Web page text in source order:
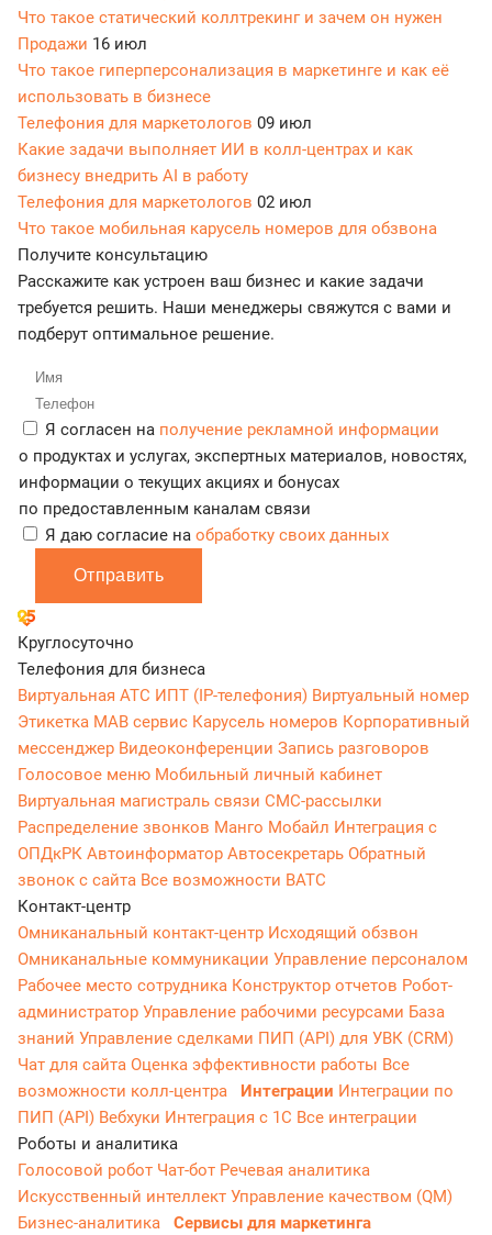
Что такое статический коллтрекинг и зачем он нужен
Продажи 16 июл
Что такое гиперперсонализация в маркетинге и как её
использовать в бизнесе
Телефония для маркетологов 09 июл
Какие задачи выполняет ИИ в колл-центрах и как
бизнесу внедрить AI в работу
Телефония для маркетологов 02 июл
Что такое мобильная карусель номеров для обзвона
Получите консультацию
Расскажите как устроен ваш бизнес и какие задачи
требуется решить. Наши менеджеры свяжутся с вами и
подберут оптимальное решение.
Я согласен на получение рекламной информации
о продуктах и услугах, экспертных материалов, новостях,
информации о текущих акциях и бонусах
по предоставленным каналам связи
Я даю согласие на обработку своих данных
Отправить
Круглосуточно
Телефония для бизнеса
Виртуальная АТС ИПТ (IP-телефония) Виртуальный номер
Этикетка МАВ сервис Карусель номеров Корпоративный
мессенджер Видеоконференции Запись разговоров
Голосовое меню Мобильный личный кабинет
Виртуальная магистраль связи СМС-рассылки
Распределение звонков Манго Мобайл Интеграция с
ОПДкРК Автоинформатор Автосекретарь Обратный
звонок с сайта Все возможности ВАТС
Контакт-центр
Омниканальный контакт-центр Исходящий обзвон
Омниканальные коммуникации Управление персоналом
Рабочее место сотрудника Конструктор отчетов Робот-
администратор Управление рабочими ресурсами База
знаний Управление сделками ПИП (API) для УВК (CRM)
Чат для сайта Оценка эффективности работы Все
возможности колл-центра
Интеграции Интеграции по
ПИП (API) Вебхуки Интеграция с 1С Все интеграции
Роботы и аналитика
Голосовой робот Чат-бот Речевая аналитика
Искусственный интеллект Управление качеством (QM)
Бизнес-аналитика
Сервисы для маркетинга